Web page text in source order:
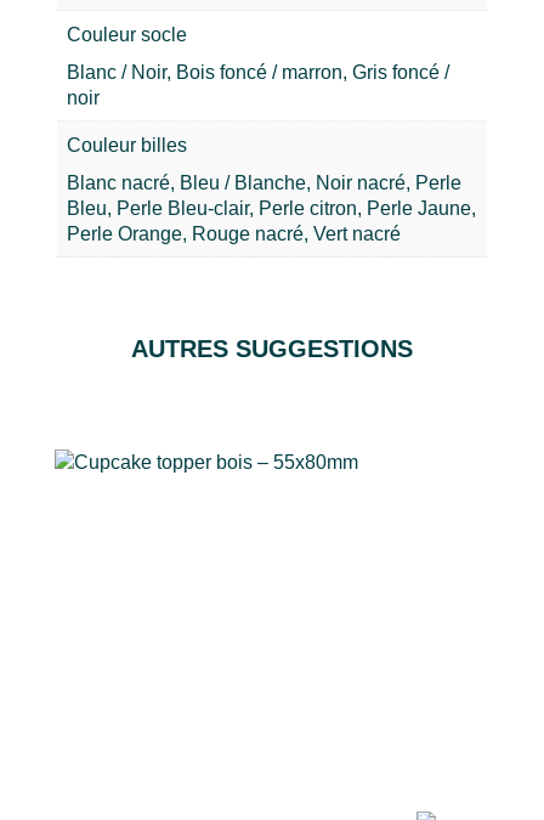
Couleur socle
Blanc / Noir, Bois foncé / marron, Gris foncé /
noir
Couleur billes
Blanc nacré, Bleu / Blanche, Noir nacré, Perle
Bleu, Perle Bleu-clair, Perle citron, Perle Jaune,
Perle Orange, Rouge nacré, Vert nacré
AUTRES SUGGESTIONS